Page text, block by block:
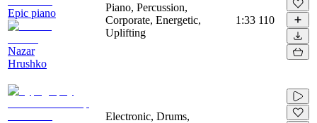
Epic piano
Nazar
Hrushko
Piano, Percussion,
Corporate, Energetic,
Uplifting
1:33 110
Electronic, Drums,